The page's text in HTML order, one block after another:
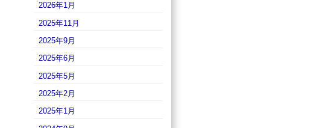
2026年1月
2025年11月
2025年9月
2025年6月
2025年5月
2025年2月
2025年1月